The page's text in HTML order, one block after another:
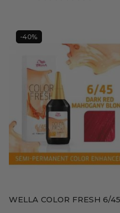
WELLA COLOR FRESH 6/
-40%